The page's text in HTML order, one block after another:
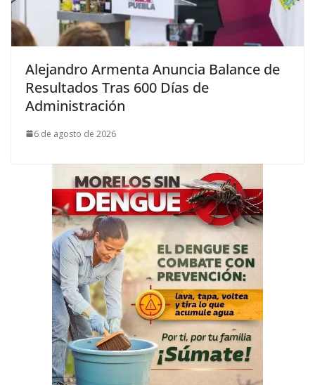
Alejandro Armenta Anuncia Balance de
Resultados Tras 600 Días de
Administración
6 de agosto de 2026